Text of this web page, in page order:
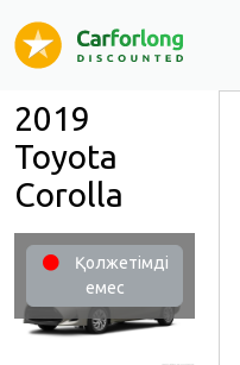
2019
Toyota
Corolla
Қолжетімді
емес